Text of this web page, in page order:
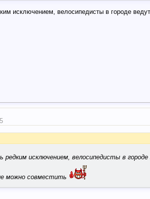
исключением, велосипедисты в городе
редким исключением, велосипедисты в
можно совместить